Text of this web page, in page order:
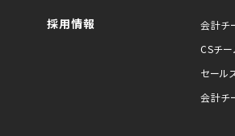
採用情報
会計チ
CSチー
セール
会計チ